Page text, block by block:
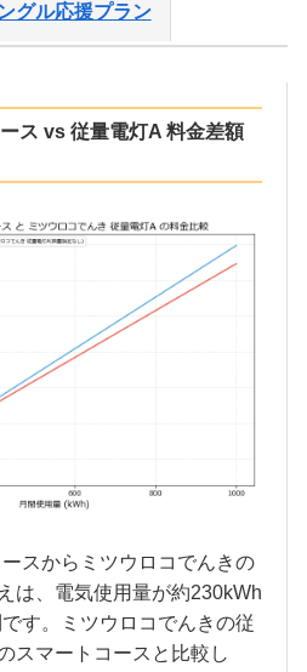
グル応援プラン
ス vs 従量電灯A 料金差額
スからミツウロコでんきの
は、電気使用量が約230kWh
す。ミツウロコでんきの従
スマートコースと比較し